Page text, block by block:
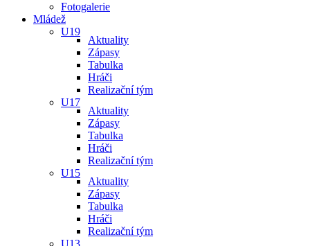
Fotogalerie
Mládež
U19
Aktuality
Zápasy
Tabulka
Hráči
Realizační tým
U17
Aktuality
Zápasy
Tabulka
Hráči
Realizační tým
U15
Aktuality
Zápasy
Tabulka
Hráči
Realizační tým
U13